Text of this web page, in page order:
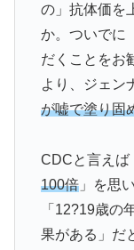
の」抗体価を
か。ついでに
だくことをお
より、ジェン
が嘘で塗り固
CDCと言えば
100倍」を思
「12?19歳の
果がある」だ